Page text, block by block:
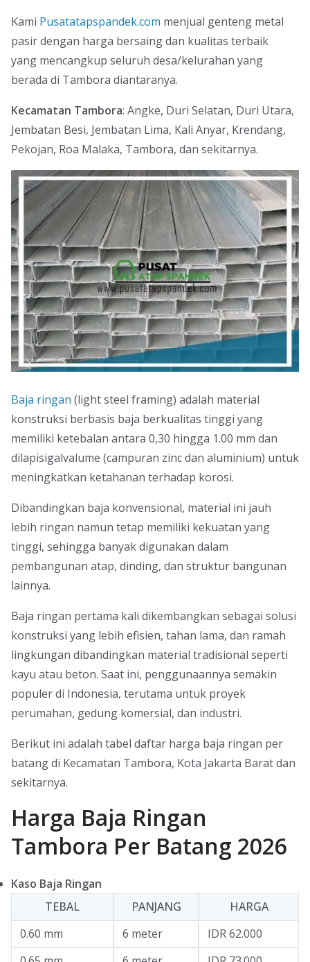
Kami Pusatatapspandek.com menjual genteng metal
pasir dengan harga bersaing dan kualitas terbaik
yang mencangkup seluruh desa/kelurahan yang
berada di Tambora diantaranya.
Kecamatan Tambora: Angke, Duri Selatan, Duri Utara,
Jembatan Besi, Jembatan Lima, Kali Anyar, Krendang,
Pekojan, Roa Malaka, Tambora, dan sekitarnya.
Baja ringan (light steel framing) adalah material
konstruksi berbasis baja berkualitas tinggi yang
memiliki ketebalan antara 0,30 hingga 1.00 mm dan
dilapisigalvalume (campuran zinc dan aluminium) untuk
meningkatkan ketahanan terhadap korosi.
Dibandingkan baja konvensional, material ini jauh
lebih ringan namun tetap memiliki kekuatan yang
tinggi, sehingga banyak digunakan dalam
pembangunan atap, dinding, dan struktur bangunan
lainnya.
Baja ringan pertama kali dikembangkan sebagai solusi
konstruksi yang lebih efisien, tahan lama, dan ramah
lingkungan dibandingkan material tradisional seperti
kayu atau beton. Saat ini, penggunaannya semakin
populer di Indonesia, terutama untuk proyek
perumahan, gedung komersial, dan industri.
Berikut ini adalah tabel daftar harga baja ringan per
batang di Kecamatan Tambora, Kota Jakarta Barat dan
sekitarnya.
Harga Baja Ringan
Tambora Per Batang 2026
Kaso Baja Ringan
TEBAL
PANJANG
HARGA
0.60 mm
6 meter
IDR 62.000